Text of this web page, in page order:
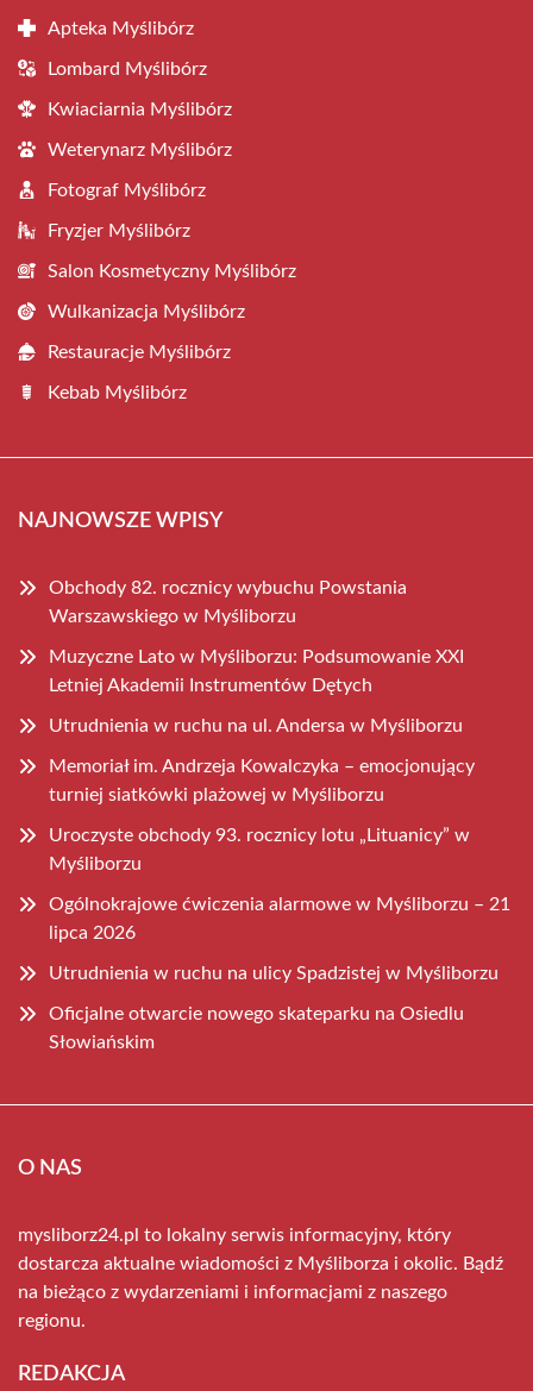
Apteka Myślibórz
Lombard Myślibórz
Kwiaciarnia Myślibórz
Weterynarz Myślibórz
Fotograf Myślibórz
Fryzjer Myślibórz
Salon Kosmetyczny Myślibórz
Wulkanizacja Myślibórz
Restauracje Myślibórz
Kebab Myślibórz
NAJNOWSZE WPISY
Obchody 82. rocznicy wybuchu Powstania
Warszawskiego w Myśliborzu
Muzyczne Lato w Myśliborzu: Podsumowanie XXI
Letniej Akademii Instrumentów Dętych
Utrudnienia w ruchu na ul. Andersa w Myśliborzu
Memoriał im. Andrzeja Kowalczyka – emocjonujący
turniej siatkówki plażowej w Myśliborzu
Uroczyste obchody 93. rocznicy lotu „Lituanicy” w
Myśliborzu
Ogólnokrajowe ćwiczenia alarmowe w Myśliborzu – 21
lipca 2026
Utrudnienia w ruchu na ulicy Spadzistej w Myśliborzu
Oficjalne otwarcie nowego skateparku na Osiedlu
Słowiańskim
O NAS
mysliborz24.pl to lokalny serwis informacyjny, który
dostarcza aktualne wiadomości z Myśliborza i okolic. Bądź
na bieżąco z wydarzeniami i informacjami z naszego
regionu.
REDAKCJA